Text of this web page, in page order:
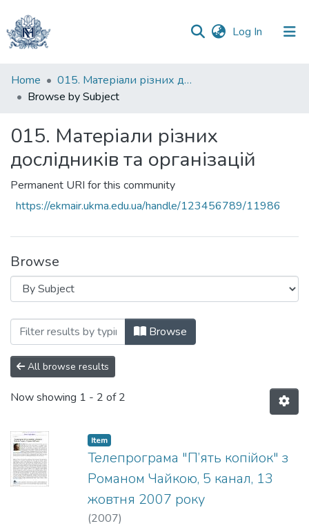
Log In (current)
Communities
&
All of DSpace
Home
015. Матеріали різних дослідників та організацій
Browse by Subject
015. Матеріали різних
дослідників та організацій
Permanent URI for this community
https://ekmair.ukma.edu.ua/handle/123456789/11986
Browse
Browsing 015. Матеріали різних
Browse
All browse results
Now showing 1 - 2 of 2
Item
Телепрограма "П’ять копійок" з
Романом Чайкою, 5 канал, 13
жовтня 2007 року
(2007)